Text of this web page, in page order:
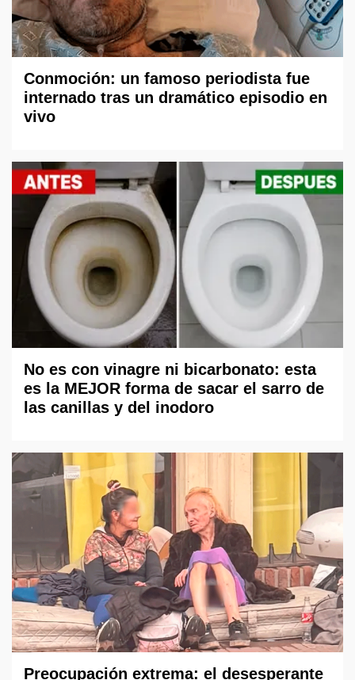
Conmoción: un famoso periodista fue
internado tras un dramático episodio en
vivo
No es con vinagre ni bicarbonato: esta
es la MEJOR forma de sacar el sarro de
las canillas y del inodoro
Preocupación extrema: el desesperante